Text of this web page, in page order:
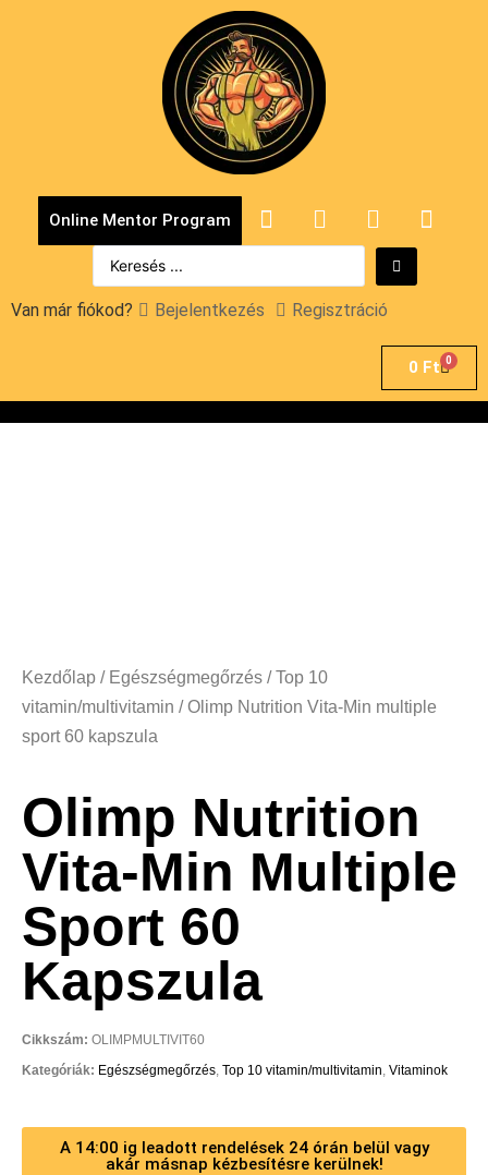
Online Mentor Program
Van már fiókod? Bejelentkezés Regisztráció
0 Ft 0
Kezdőlap / Egészségmegőrzés /Top 10
vitamin/multivitamin / Olimp Nutrition Vita-Min multiple
sport 60 kapszula
Olimp Nutrition
Vita-Min Multiple
Sport 60
Kapszula
Cikkszám: OLIMPMULTIVIT60
Kategóriák: Egészségmegőrzés, Top 10 vitamin/multivitamin, Vitaminok
A 14:00 ig leadott rendelések 24 órán belül vagy
akár másnap kézbesítésre kerülnek!